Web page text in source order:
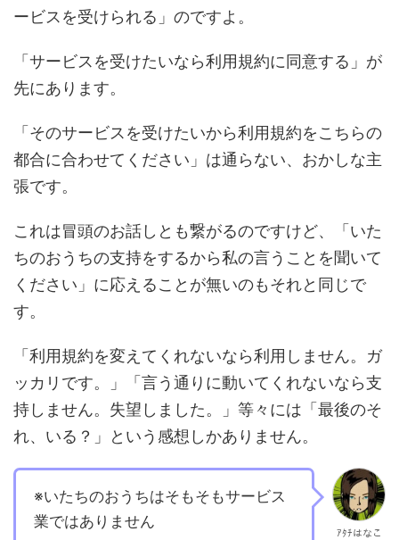
ービスを受けられる」のですよ。
「サービスを受けたいなら利用規約に同意する」が
先にあります。
「そのサービスを受けたいから利用規約をこちらの
都合に合わせてください」は通らない、おかしな主
張です。
これは冒頭のお話しとも繋がるのですけど、「いた
ちのおうちの支持をするから私の言うことを聞いて
ください」に応えることが無いのもそれと同じで
す。
「利用規約を変えてくれないなら利用しません。ガ
ッカリです。」「言う通りに動いてくれないなら支
持しません。失望しました。」等々には「最後のそ
れ、いる？」という感想しかありません。
※いたちのおうちはそもそもサービス
業ではありません
ｱﾀﾁはなこ